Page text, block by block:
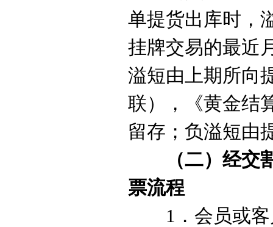
单提货出库时，
挂牌交易的最近
溢短由上期所向
联），《黄金结
留存；负溢短由
（二）经
票流程
1． 会员或